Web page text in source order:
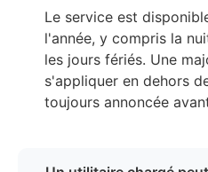
Le service est
l'année, y compris la
les jours fériés. Une
s'appliquer en dehors
toujours annoncée